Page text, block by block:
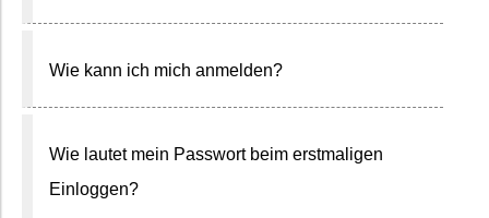
Wie kann ich mich anmelden?
Wie lautet mein Passwort beim erstmaligen
Einloggen?